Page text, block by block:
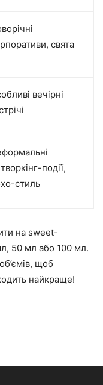
свята
вечірні
події,
стиль
на sweet-
50 мл або 100 мл.
щоб
найкраще!